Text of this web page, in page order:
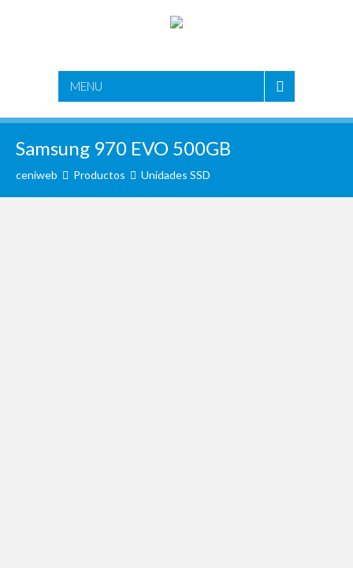
MENU
Samsung 970 EVO 500GB
ceniweb Productos Unidades SSD